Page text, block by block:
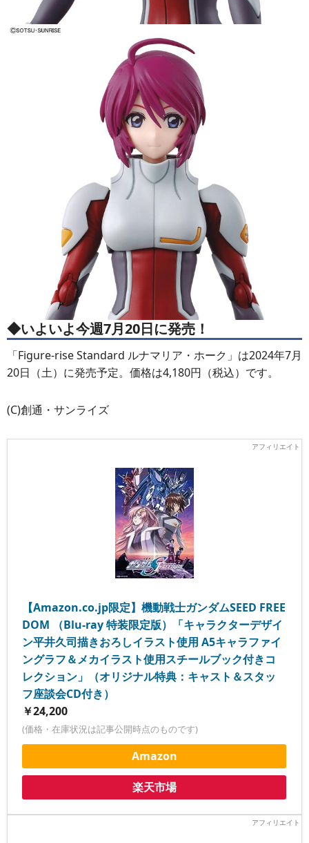
◆いよいよ今週7月20日に発売！
「Figure-rise Standard ルナマリア・ホーク」は2024年7月
20日（土）に発売予定。価格は4,180円（税込）です。
(C)創通・サンライズ
【Amazon.co.jp限定】機動戦士ガンダムSEED FREE
DOM （Blu-ray 特装限定版）「キャラクターデザイ
ン平井久司描きおろしイラスト使用 A5キャラファイ
ングラフ＆メカイラスト使用スチールブック付きコ
レクション」（オリジナル特典：キャスト＆スタッ
フ座談会CD付き）
￥24,200
(価格・在庫状況は記事公開時点のものです)
Amazon
楽天市場